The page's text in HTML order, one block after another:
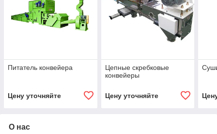
Питатель конвейера
Цену уточняйте
Цепные скребковые
конвейеры
Цену уточняйте
О нас